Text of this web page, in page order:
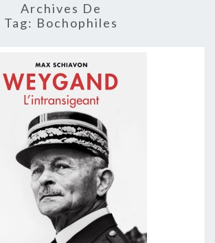
Archives De
Tag: Bochophiles